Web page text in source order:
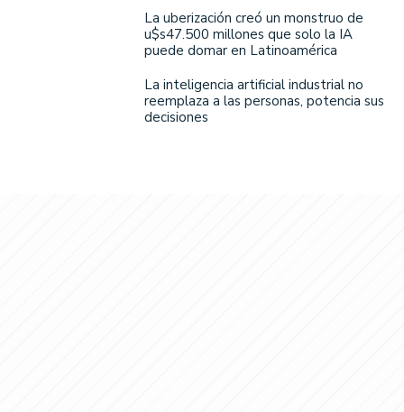
La uberización creó un monstruo de
u$s47.500 millones que solo la IA
puede domar en Latinoamérica
La inteligencia artificial industrial no
reemplaza a las personas, potencia sus
decisiones